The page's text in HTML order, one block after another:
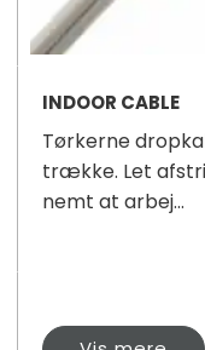
INDOOR CABLE
Tørkerne
trække. Let
nemt at arbej...